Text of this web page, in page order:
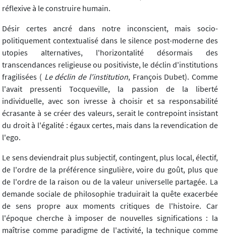
réflexive à le construire humain.
Désir certes ancré dans notre inconscient, mais socio-
politiquement contextualisé dans le silence post-moderne des
utopies alternatives, l'horizontalité désormais des
transcendances religieuse ou positiviste, le déclin d'institutions
fragilisées ( Le déclin de l'institution, François Dubet). Comme
l'avait pressenti Tocqueville, la passion de la liberté
individuelle, avec son ivresse à choisir et sa responsabilité
écrasante à se créer des valeurs, serait le contrepoint insistant
du droit à l'égalité : égaux certes, mais dans la revendication de
l'ego.
Le sens deviendrait plus subjectif, contingent, plus local, électif,
de l'ordre de la préférence singulière, voire du goût, plus que
de l'ordre de la raison ou de la valeur universelle partagée. La
demande sociale de philosophie traduirait la quête exacerbée
de sens propre aux moments critiques de l'histoire. Car
l'époque cherche à imposer de nouvelles significations : la
maîtrise comme paradigme de l'activité, la technique comme